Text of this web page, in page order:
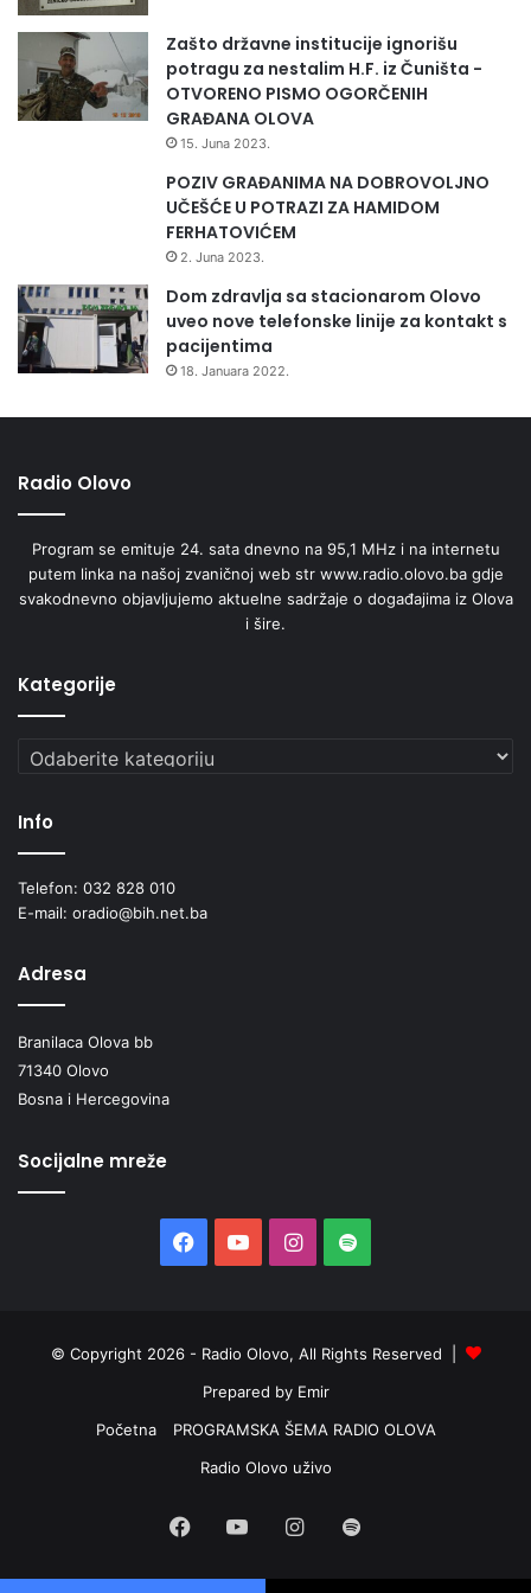
Zašto državne institucije ignorišu
potragu za nestalim H.F. iz Čuništa -
OTVORENO PISMO OGORČENIH
GRAĐANA OLOVA
15. Juna 2023.
POZIV GRAĐANIMA NA DOBROVOLJNO
UČEŠĆE U POTRAZI ZA HAMIDOM
FERHATOVIĆEM
2. Juna 2023.
Dom zdravlja sa stacionarom Olovo
uveo nove telefonske linije za kontakt s
pacijentima
18. Januara 2022.
Radio Olovo
Program se emituje 24. sata dnevno na 95,1 MHz i na internetu
putem linka na našoj zvaničnoj web str www.radio.olovo.ba gdje
svakodnevno objavljujemo aktuelne sadržaje o događajima iz Olova
i šire.
Kategorije
Kategorije
Info
Telefon: 032 828 010
E-mail: oradio@bih.net.ba
Adresa
Branilaca Olova bb
71340 Olovo
Bosna i Hercegovina
Socijalne mreže
Facebook
YouTubeInstagram
Spotify
© Copyright 2026 - Radio Olovo, All Rights Reserved |
Prepared by Emir
Početna
PROGRAMSKA ŠEMA RADIO OLOVA
Radio Olovo uživo
Facebook
YouTubeInstagram
Spotify